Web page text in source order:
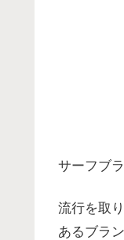
サーフブ
流行を取
あるブラ